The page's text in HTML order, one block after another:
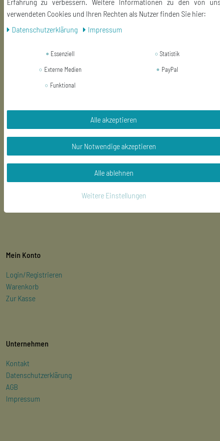
Versandarten & -kosten
Widerrufsrecht
Mein Konto
Login/Registrieren
Warenkorb
Zur Kasse
Unternehmen
Kontakt
Datenschutzerklärung
AGB
Impressum
verwendeten Cookies und Ihren Rechten als Nutzer finden Sie hier:
Daten­schutz­erklärung
Impressum
Essenziell
Statistik
Externe Medien
PayPal
Funktional
Alle akzeptieren
Nur Notwendige akzeptieren
Alle ablehnen
Weitere Einstellungen